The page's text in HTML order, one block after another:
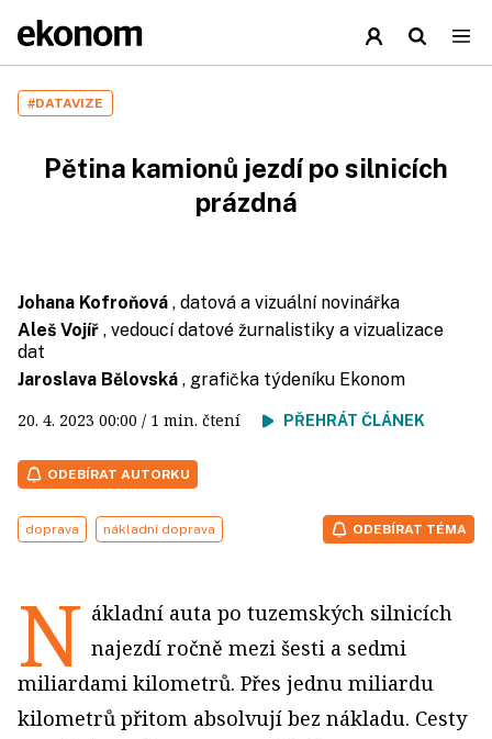
#DATAVIZE
Pětina kamionů jezdí po silnicích
prázdná
Johana Kofroňová , datová a vizuální novinářka
Aleš Vojíř , vedoucí datové žurnalistiky a vizualizace
dat
Jaroslava Bělovská , grafička týdeníku Ekonom
20. 4. 2023 00:00 / 1 min. čtení PŘEHRÁT ČLÁNEK
ODEBÍRAT AUTORKU
doprava nákladní doprava ODEBÍRAT TÉMA
N ákladní auta po tuzemských silnicích
najezdí ročně mezi šesti a sedmi
miliardami kilometrů. Přes jednu miliardu
kilometrů přitom absolvují bez nákladu. Cesty